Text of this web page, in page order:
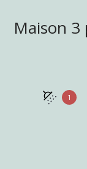
Maison 3 pièce(s) 2 chambre(s) 73
1